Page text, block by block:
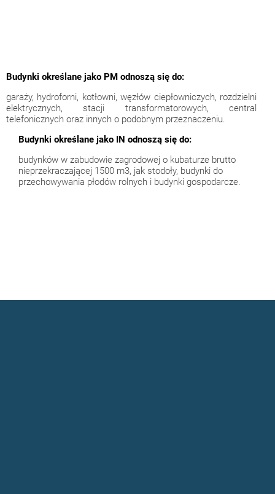
Budynki określane jako PM odnoszą się do:
garaży, hydroforni, kotłowni, węzłów ciepłowniczych, rozdzielni
elektrycznych, stacji transformatorowych, central
telefonicznych oraz innych o podobnym przeznaczeniu.
Budynki określane jako IN odnoszą się do:
budynków w zabudowie zagrodowej o kubaturze brutto
nieprzekraczającej 1500 m3, jak stodoły, budynki do
przechowywania płodów rolnych i budynki gospodarcze.